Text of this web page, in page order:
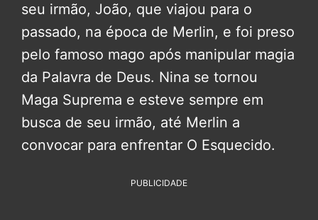
seu irmão, João, que viajou para o
passado, na época de Merlin, e foi preso
pelo famoso mago após manipular magia
da Palavra de Deus. Nina se tornou
Maga Suprema e esteve sempre em
busca de seu irmão, até Merlin a
convocar para enfrentar O Esquecido.
PUBLICIDADE